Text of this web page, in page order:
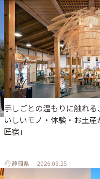
手しごとの温もりに触れ
いしいモノ・体験・お土
匠宿」
静岡県 2026.03.25